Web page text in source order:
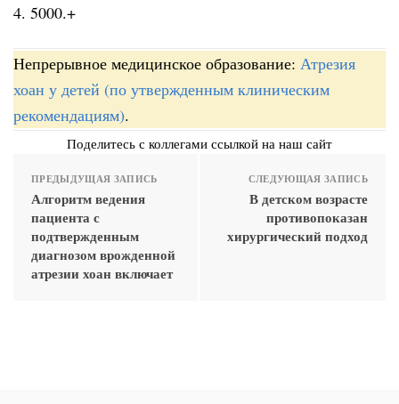
4. 5000.+
Непрерывное медицинское образование: Атрезия
хоан у детей (по утвержденным клиническим
рекомендациям).
Поделитесь с коллегами ссылкой на наш сайт
ПРЕДЫДУЩАЯ ЗАПИСЬ
Алгоритм ведения
пациента с
подтвержденным
диагнозом врожденной
атрезии хоан включает
СЛЕДУЮЩАЯ ЗАПИСЬ
В детском возрасте
противопоказан
хирургический подход